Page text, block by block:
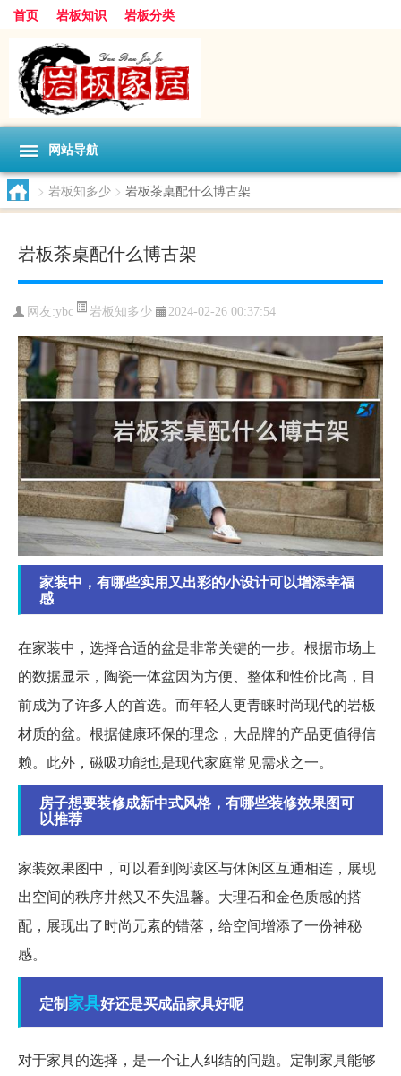
首页 岩板知识 岩板分类
网站导航
> 岩板知多少 > 岩板茶桌配什么博古架
岩板茶桌配什么博古架
网友:ybc 岩板知多少 2024-02-26 00:37:54
家装中，有哪些实用又出彩的小设计可以增添幸福
感
在家装中，选择合适的盆是非常关键的一步。根据市场上
的数据显示，陶瓷一体盆因为方便、整体和性价比高，目
前成为了许多人的首选。而年轻人更青睐时尚现代的岩板
材质的盆。根据健康环保的理念，大品牌的产品更值得信
赖。此外，磁吸功能也是现代家庭常见需求之一。
房子想要装修成新中式风格，有哪些装修效果图可
以推荐
家装效果图中，可以看到阅读区与休闲区互通相连，展现
出空间的秩序井然又不失温馨。大理石和金色质感的搭
配，展现出了时尚元素的错落，给空间增添了一份神秘
感。
定制家具好还是买成品家具好呢
对于家具的选择，是一个让人纠结的问题。定制家具能够